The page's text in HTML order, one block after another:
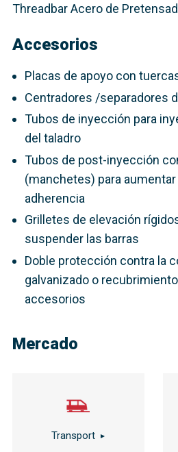
Threadbar Acero de
Accesorios
Placas de apoyo con
Centradores /separadores
Tubos de inyección para
del taladro
Tubos de post-inyección
(manchetes) para
adherencia
Grilletes de elevación
suspender las barras
Doble protección contra la
galvanizado o
accesorios
Mercado
Transport